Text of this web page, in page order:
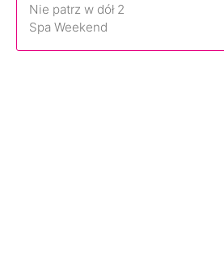
Nie patrz w dół 2
Spa Weekend